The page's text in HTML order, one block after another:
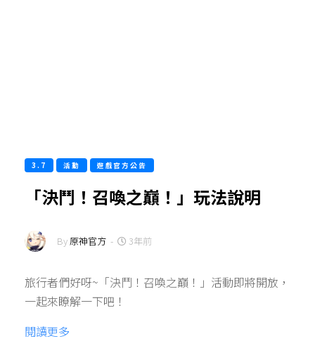
3.7 活動 遊戲官方公告
「決鬥！召喚之巔！」玩法說明
By 原神官方 - 3年前
旅行者們好呀~「決鬥！召喚之巔！」活動即將開放，
一起來瞭解一下吧！
閱讀更多